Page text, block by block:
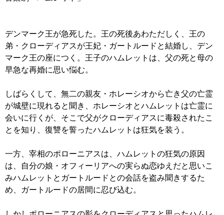
デンマーク王が急死した。王の死後あわただしく、王の
弟・クローディアスが王妃・ガートルードと結婚し、デン
マーク王の座につく。王子のハムレットは、父の死と母の
早急な再婚に思い悩む。
しばらくして、無二の親友・ホレーシオから亡き父の亡霊
が城壁に現れると聞き、ホレーシオとハムレットは亡霊に
会いに行くが、そこで父がクローディアスに毒殺されたこ
とを知り、復讐を誓ったハムレットは狂気を装う。
一方、宰相のポローニアスは、ハムレットの狂気の原因
は、自分の娘・オフィーリアへの実らぬ恋ゆえだと思いこ
みハムレットとガートルードとの会話を盗み聞きするた
め、ガートルードの居間に忍び込む。